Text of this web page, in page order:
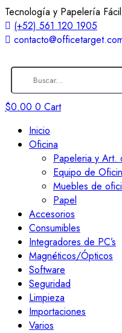
Tecnología y Papelería
(+52) 561 120 1905
$0.00 0 Cart
Inicio
Oficina
Papeleria y Art.
Equipo de
Muebles de
Papel
Accesorios
Consumibles
Integradores de PC’s
Magnéticos/Ópticos
Software
Seguridad
Limpieza
Importaciones
Varios